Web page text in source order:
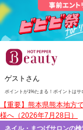
ゲストさん
ポイントが1%たまる！ ポイントはサ
【重要】熊本県熊本地方
様へ（2026年7月28日）
ネイル・まつげサロンの